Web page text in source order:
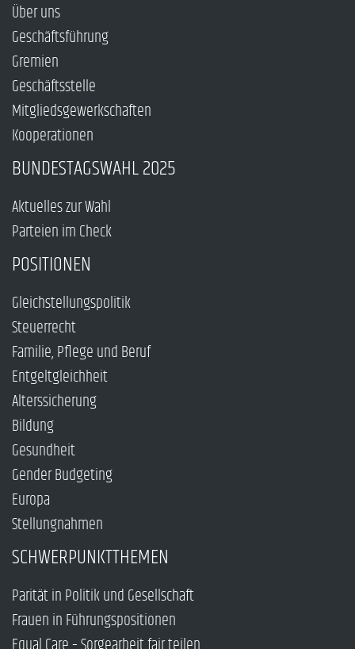
Über uns
Geschäftsführung
Gremien
Geschäftsstelle
Mitgliedsgewerkschaften
Kooperationen
BUNDESTAGSWAHL 2025
Aktuelles zur Wahl
Parteien im Check
POSITIONEN
Gleichstellungspolitik
Steuerrecht
Familie, Pflege und Beruf
Entgeltgleichheit
Alterssicherung
Bildung
Gesundheit
Gender Budgeting
Europa
Stellungnahmen
SCHWERPUNKTTHEMEN
Parität in Politik und Gesellschaft
Frauen in Führungspositionen